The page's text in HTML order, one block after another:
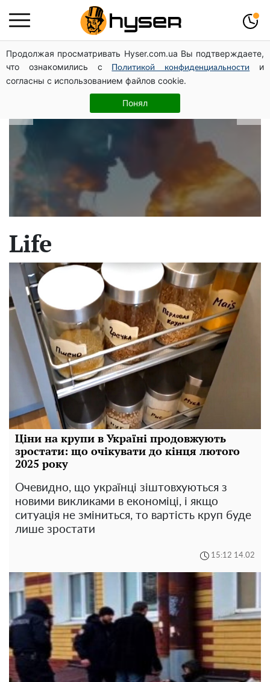
Продолжая просматривать Hyser.com.ua Вы подтверждаете,
что ознакомились с
Политикой конфиденциальности
и
согласны с использованием файлов cookie.
Понял
В які дати народжуються найвірніші
чоловіки: краще одразу перевірити,
щоб потім не страждати
Life
Ціни на крупи в Україні продовжують
зростати: що очікувати до кінця лютого
2025 року
Очевидно, що українці зіштовхуються з
новими викликами в економіці, і якщо
ситуація не зміниться, то вартість круп буде
лише зростати
15:12 14.02